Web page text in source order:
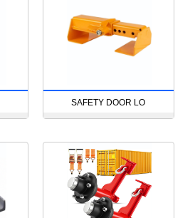
SAFETY DOOR LO